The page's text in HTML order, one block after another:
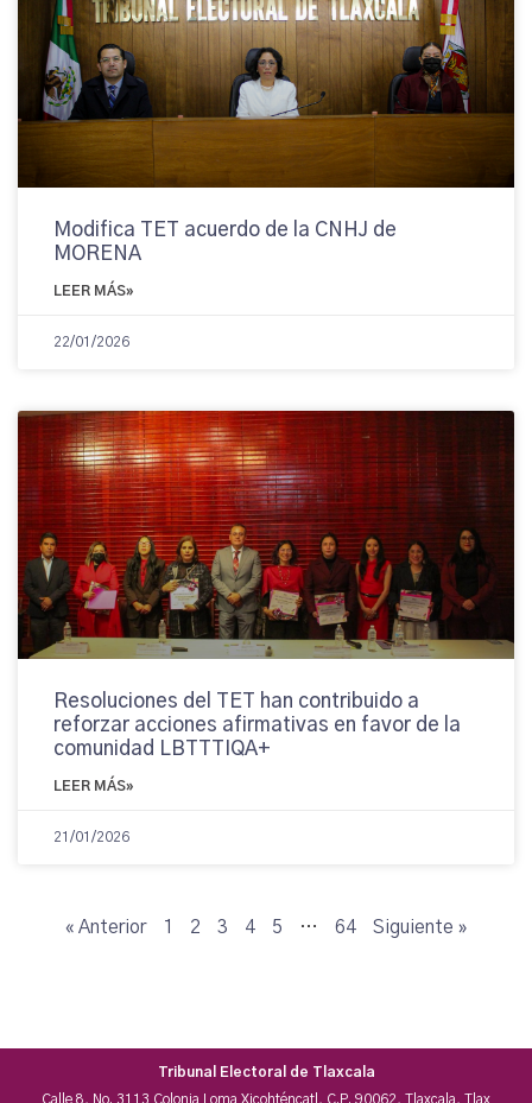
Modifica TET acuerdo de la CNHJ de
MORENA
LEER MÁS»
22/01/2026
Resoluciones del TET han contribuido a
reforzar acciones afirmativas en favor de la
comunidad LBTTTIQA+
LEER MÁS»
21/01/2026
« Anterior 1 2 3 4 5 … 64 Siguiente »
Tribunal Electoral de Tlaxcala
Calle 8, No. 3113 Colonia Loma Xicohténcatl, C.P. 90062, Tlaxcala, Tlax